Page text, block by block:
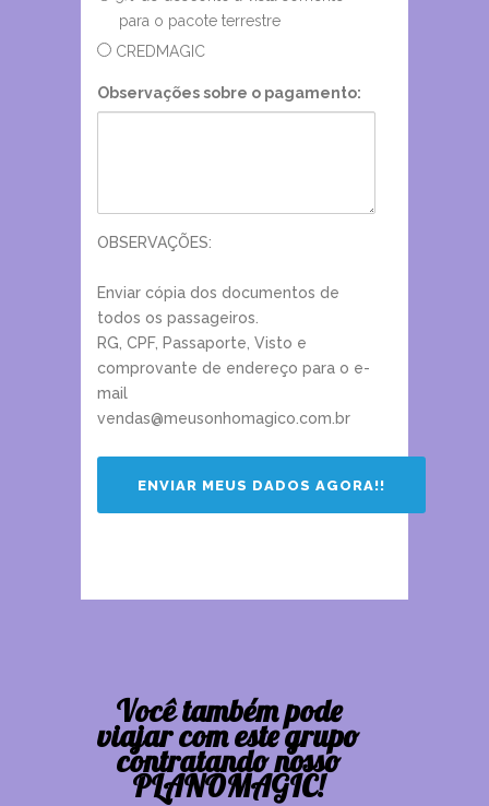
para o pacote terrestre
CREDMAGIC
Observações sobre o pagamento:
OBSERVAÇÕES:
Enviar cópia dos documentos de
todos os passageiros.
RG, CPF, Passaporte, Visto e
comprovante de endereço para o e-
mail
vendas@meusonhomagico.com.br
Você também pode
viajar com este grupo
contratando nosso
PLANOMAGIC!